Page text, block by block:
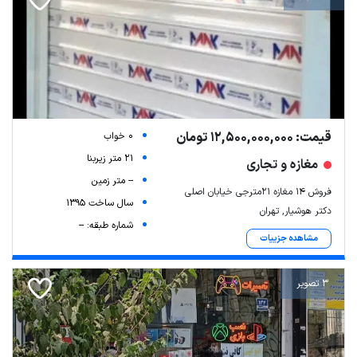
قیمت: 12,500,000,000 تومان
مغازه و تجاری
فروش ۱۴ مغازه ۲۱مترجی خیابان اصلی
دکتر هوشیار, تهران
مشاهده جزییات
0 خواب
21 متر زیربنا
-- متر زمین
سال ساخت 1395
شماره طبقه: --
3 تصویر